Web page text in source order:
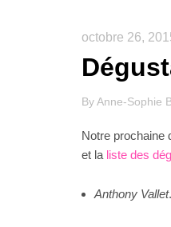
octobre 26,
ByAnne-Sophie
Notre prochaine
et la liste des
Anthony Vallet